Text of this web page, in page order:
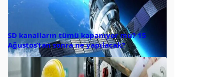
SD kanalların tümü kapanıyor mu? 15
Ağustos’tan sonra ne yapılacak?